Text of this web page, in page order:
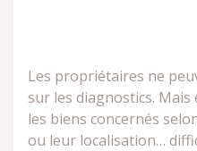
Les propriétaires ne
sur les diagnostics.
les biens concernés
ou leur localisation…